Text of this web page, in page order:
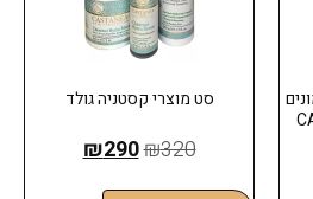
סט מוצרי קסטניה גולד
₪320
₪290